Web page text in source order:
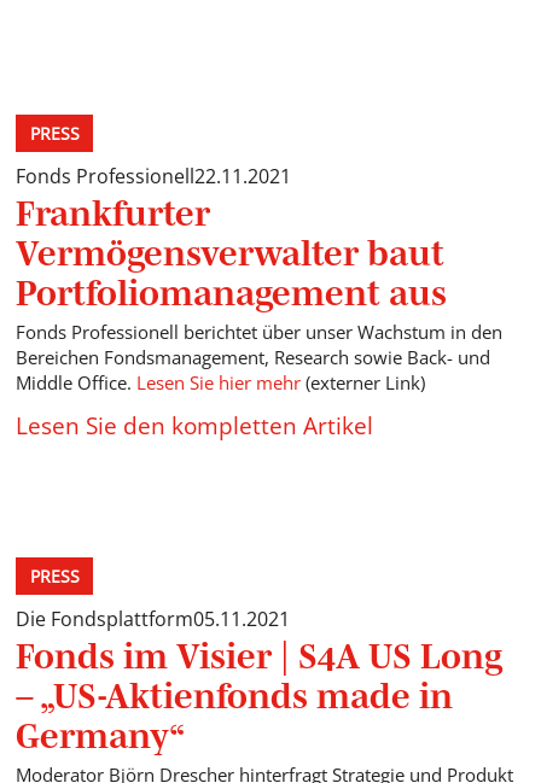
PRESS
Fonds Professionell22.11.2021
Frankfurter
Vermögensverwalter baut
Portfoliomanagement aus
Fonds Professionell berichtet über unser Wachstum in den
Bereichen Fondsmanagement, Research sowie Back- und
Middle Office. Lesen Sie hier mehr (externer Link)
Lesen Sie den kompletten Artikel
PRESS
Die Fondsplattform05.11.2021
Fonds im Visier | S4A US Long
– „US-Aktienfonds made in
Germany“
Moderator Björn Drescher hinterfragt Strategie und Produkt